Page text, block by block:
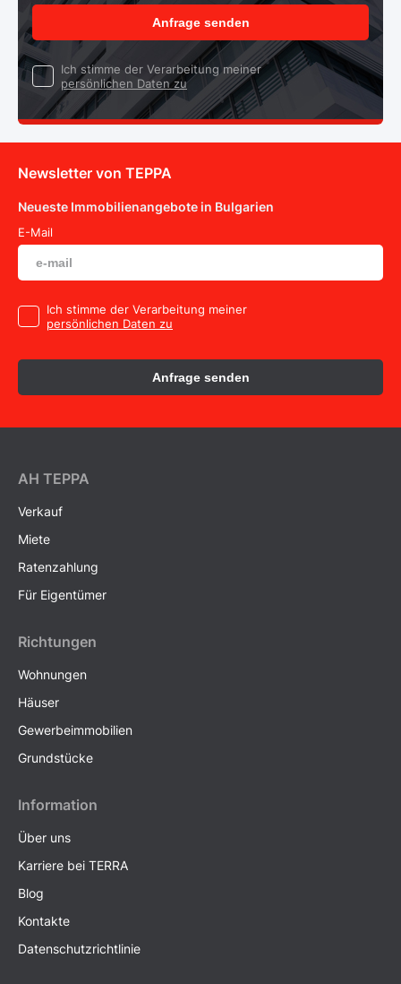
Anfrage senden
Ich stimme der Verarbeitung meiner
persönlichen Daten zu
Newsletter von TEPPA
Neueste Immobilienangebote in Bulgarien
E-Mail
Ich stimme der Verarbeitung meiner
persönlichen Daten zu
Anfrage senden
AH ТEPPA
Verkauf
Miete
Ratenzahlung
Für Eigentümer
Richtungen
Wohnungen
Häuser
Gewerbeimmobilien
Grundstücke
Information
Über uns
Karriere bei TERRA
Blog
Kontakte
Datenschutzrichtlinie